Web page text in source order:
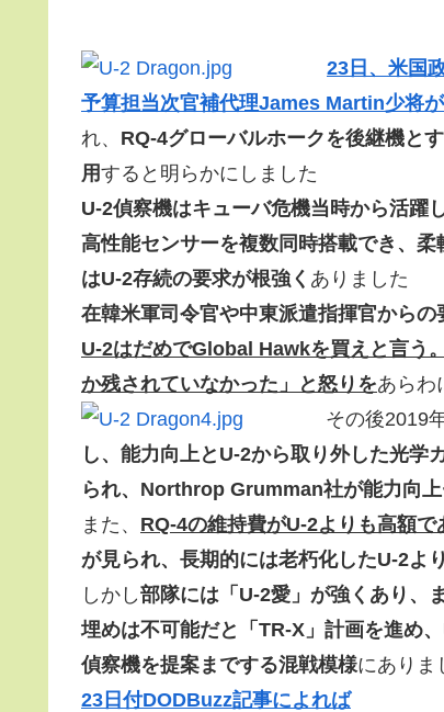
23日、米国
予算担当次官補代理James Martin少将
れ、 RQ-4グローバルホークを後継機と
用すると明らかにしました
U-2偵察機はキューバ危機当時から活躍
高性能センサーを複数同時搭載でき、
はU-2存続の要求が根強く ありました
在韓米軍司令官や中東派遣指揮官からの
U-2はだめでGlobal Hawkを買えと言う
か残されていなかった」と怒りをあらわ
その後2019
し、能力向上とU-2から取り外した光学
られ、Northrop Grumman社が能力向
また、 RQ-4の維持費がU-2よりも高額で
が見られ、長期的には老朽化したU-2よ
しかし部隊には「U-2愛」が強くあり、
埋めは不可能だと「TR-X」計画を進め
偵察機を提案までする混戦模様にありま
23日付DODBuzz記事によれば